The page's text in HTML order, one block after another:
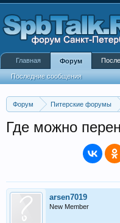
Форум Питерские форумы
Где можно
arsen7019
New Member
Главная Форум
Последние сообщения